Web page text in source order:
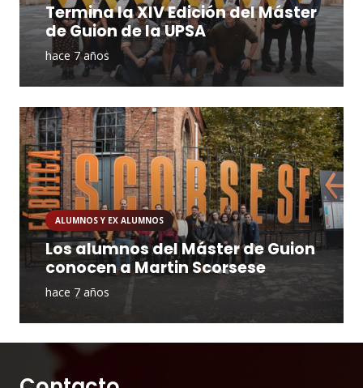
Termina la XIV Edición del Máster
de Guion de la UPSA
hace 7 años
ALUMNOS Y EX ALUMNOS
Los alumnos del Máster de Guion
conocen a Martin Scorsese
hace 7 años